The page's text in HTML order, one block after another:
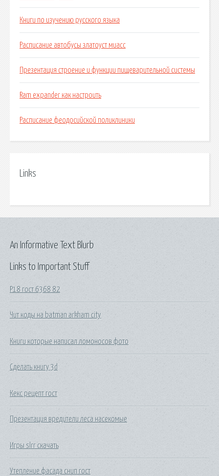
Книги по изучению русского языка
Расписание автобусы златоуст миасс
Презентация строение и функции пищеварительной системы
Ram expander как настроить
Расписание феодосийской поликлиники
Links
Links to Important Stuff
Р18 гост 6368 82
Чит коды на batman arkham city
Книги которые написал ломоносов фото
Сделать книгу 3d
Кекс рецепт гост
Презентация вредители леса насекомые
Игры slrr скачать
Утепление фасада снип гост
An Informative Text Blurb